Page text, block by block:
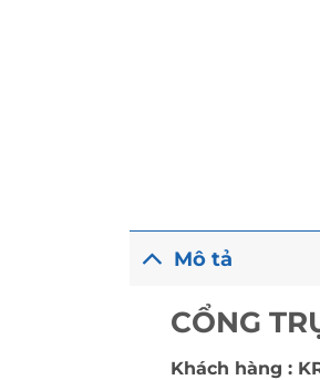
Mô tả
CỔNG
Khách hàng :